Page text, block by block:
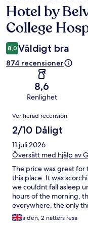
Hotel by
College
8,0 Väldigt bra
874 recensioner
8,6
Renlighet
Recensioner
Verifierad recension
2/10 Dåligt
11 juli 2026
Översätt med hjälp av
The price was great
this place. It was
we couldnt fall asleep
hours of the morning,
everywhere, the only
the previous residents
in the place, worst
aiden, 2 nätters resa